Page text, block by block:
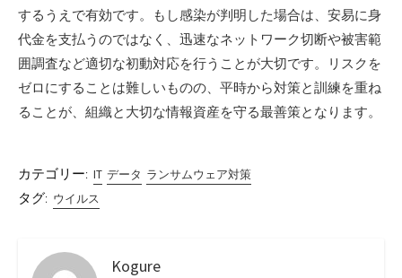
するうえで有効です。もし感染が判明した場合は、安易に身
代金を支払うのではなく、迅速なネットワーク切断や被害範
囲調査など適切な初動対応を行うことが大切です。リスクを
ゼロにすることは難しいものの、平時から対策と訓練を重ね
ることが、組織と大切な情報資産を守る最善策となります。
カテゴリー: IT データ ランサムウェア対策
タグ: ウイルス
Kogure